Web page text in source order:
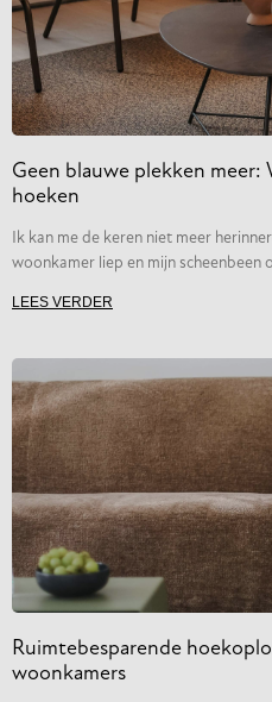
Geen blauwe plekken meer:
hoeken
Ik kan me de keren niet meer
woonkamer liep en mijn
LEES VERDER
Ruimtebesparende
woonkamers